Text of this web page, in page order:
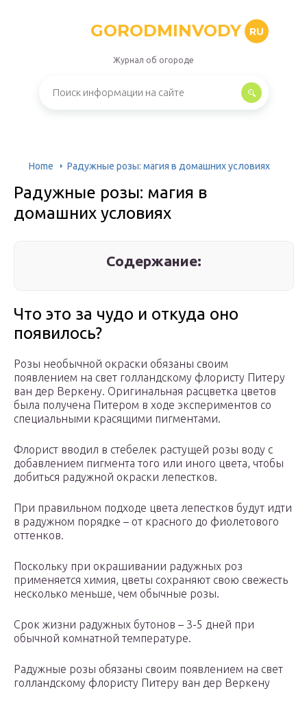
GORODMINVODY RU
Журнал об огороде
Home Радужные розы: магия в домашних условиях
Радужные розы: магия в
домашних условиях
Содержание:
Что это за чудо и откуда оно
появилось?
Розы необычной окраски обязаны своим
появлением на свет голландскому флористу Питеру
ван дер Веркену. Оригинальная расцветка цветов
была получена Питером в ходе экспериментов со
специальными красящими пигментами.
Флорист вводил в стебелек растущей розы воду с
добавлением пигмента того или иного цвета, чтобы
добиться радужной окраски лепестков.
При правильном подходе цвета лепестков будут идти
в радужном порядке – от красного до фиолетового
оттенков.
Поскольку при окрашивании радужных роз
применяется химия, цветы сохраняют свою свежесть
несколько меньше, чем обычные розы.
Срок жизни радужных бутонов – 3-5 дней при
обычной комнатной температуре.
Радужные розы обязаны своим появлением на свет
голландскому флористу Питеру ван дер Веркену